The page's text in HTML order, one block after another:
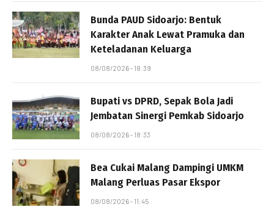
Bunda PAUD Sidoarjo: Bentuk
Karakter Anak Lewat Pramuka dan
Keteladanan Keluarga
08/08/2026 - 18:39
Bupati vs DPRD, Sepak Bola Jadi
Jembatan Sinergi Pemkab Sidoarjo
08/08/2026 - 18:33
Bea Cukai Malang Dampingi UMKM
Malang Perluas Pasar Ekspor
08/08/2026 - 11:45